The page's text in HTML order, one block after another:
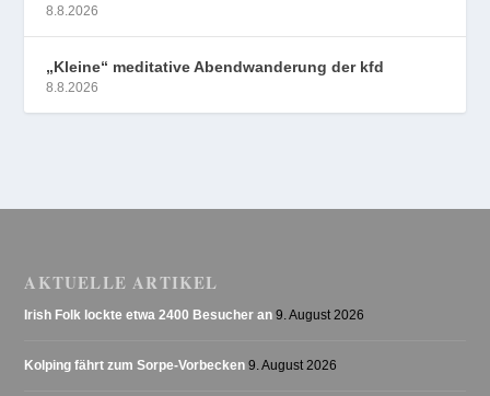
8.8.2026
„Kleine“ meditative Abendwanderung der kfd
8.8.2026
AKTUELLE ARTIKEL
Irish Folk lockte etwa 2400 Besucher an 9. August 2026
Kolping fährt zum Sorpe-Vorbecken 9. August 2026